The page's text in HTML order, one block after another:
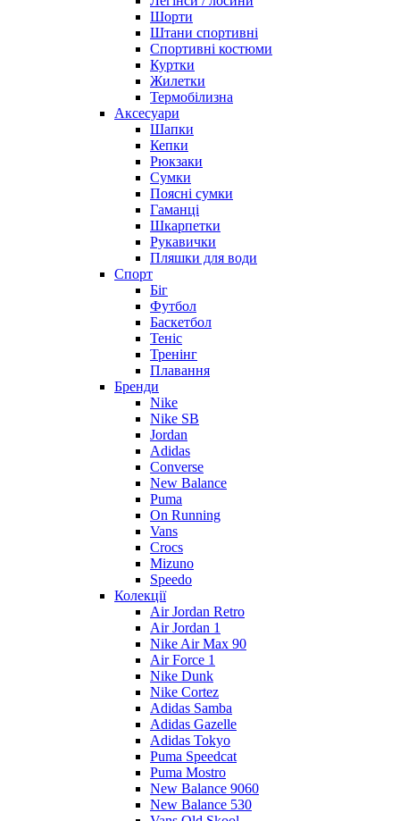
Шорти
Штани спортивні
Спортивні костюми
Куртки
Жилетки
Термобілизна
Аксесуари
Шапки
Кепки
Рюкзаки
Сумки
Поясні сумки
Гаманці
Шкарпетки
Рукавички
Пляшки для води
Спорт
Біг
Футбол
Баскетбол
Теніс
Тренінг
Плавання
Бренди
Nike
Nike SB
Jordan
Adidas
Converse
New Balance
Puma
On Running
Vans
Crocs
Mizuno
Speedo
Колекції
Air Jordan Retro
Air Jordan 1
Nike Air Max 90
Air Force 1
Nike Dunk
Nike Cortez
Adidas Samba
Adidas Gazelle
Adidas Tokyo
Puma Speedcat
Puma Mostro
New Balance 9060
New Balance 530